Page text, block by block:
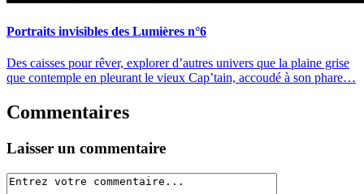
Portraits invisibles des Lumières n°6
Des caisses pour rêver, explorer d’autres univers que la plaine grise
que contemple en pleurant le vieux Cap’tain, accoudé à son phare…
Commentaires
Laisser un commentaire